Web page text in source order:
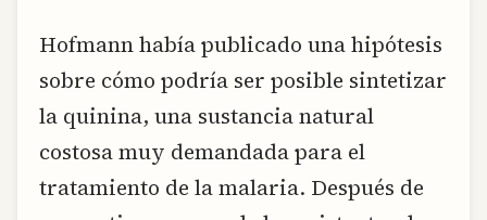
Hofmann había publicado una hipótesis
sobre cómo podría ser posible sintetizar
la quinina, una sustancia natural
costosa muy demandada para el
tratamiento de la malaria. Después de